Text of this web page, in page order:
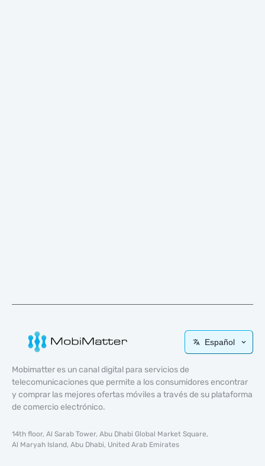
Español
Mobimatter es un canal digital para servicios de
telecomunicaciones que permite a los consumidores encontrar
y comprar las mejores ofertas móviles a través de su plataforma
de comercio electrónico.
14th floor, Al Sarab Tower, Abu Dhabi Global Market Square,
Al Maryah Island, Abu Dhabi, United Arab Emirates